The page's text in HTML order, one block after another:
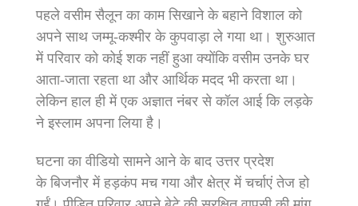
पहले वसीम सैलून का काम सिखाने के बहाने विशाल को
अपने साथ जम्मू-कश्मीर के कुपवाड़ा ले गया था। शुरुआत
में परिवार को कोई शक नहीं हुआ क्योंकि वसीम उनके घर
आता-जाता रहता था और आर्थिक मदद भी करता था।
लेकिन हाल ही में एक अज्ञात नंबर से कॉल आई कि लड़के
ने इस्लाम अपना लिया है।
घटना का वीडियो सामने आने के बाद उत्तर प्रदेश
के बिजनौर में हड़कंप मच गया और क्षेत्र में चर्चाएं तेज हो